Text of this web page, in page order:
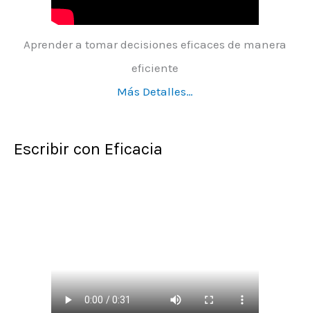
Aprender a tomar decisiones eficaces de manera
eficiente
Más Detalles…
Escribir con Eficacia